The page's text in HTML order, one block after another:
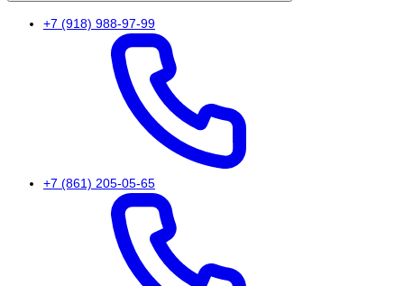
+7 (918) 988-97-99
+7 (861) 205-05-65